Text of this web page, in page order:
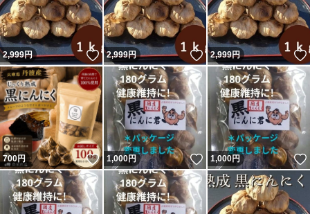
2,999円 いいね！
2,999円 いいね！
2,999円
700円 いいね！
1,000円 いいね！
1,000円